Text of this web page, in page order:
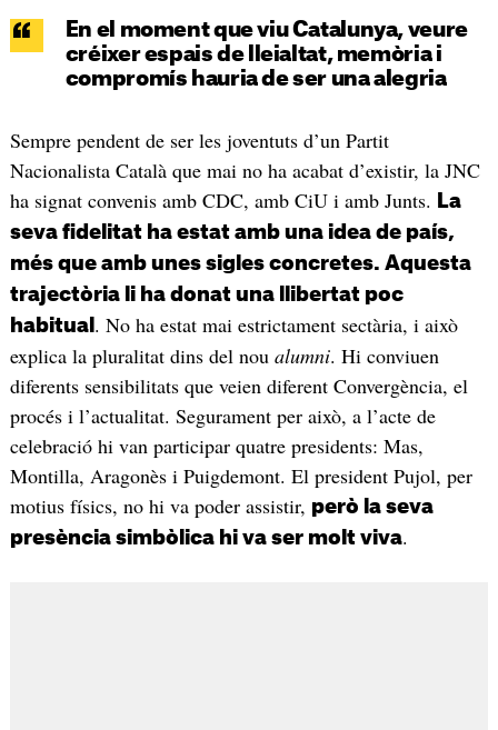
En el moment que viu Catalunya, veure
créixer espais de lleialtat, memòria i
compromís hauria de ser una alegria
Sempre pendent de ser les joventuts d’un Partit
Nacionalista Català que mai no ha acabat d’existir, la JNC
ha signat convenis amb CDC, amb CiU i amb Junts.
La
seva fidelitat ha estat amb una idea de país,
més que amb unes sigles concretes. Aquesta
trajectòria li ha donat una llibertat poc
habitual . No ha estat mai estrictament sectària, i això
explica la pluralitat dins del nou alumni. Hi conviuen
diferents sensibilitats que veien diferent Convergència, el
procés i l’actualitat. Segurament per això, a l’acte de
celebració hi van participar quatre presidents: Mas,
Montilla, Aragonès i Puigdemont. El president Pujol, per
motius físics, no hi va poder assistir, però la seva
presència simbòlica hi va ser molt viva.